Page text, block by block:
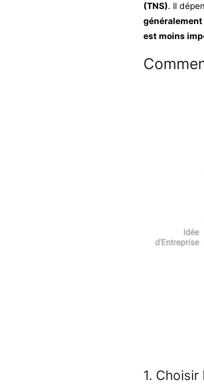
(TNS). Il
généralement
est moins
1.